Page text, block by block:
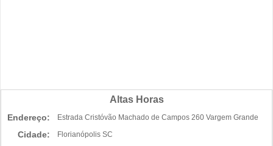
Altas Horas
Endereço: Estrada Cristóvão Machado de Campos 260 Vargem Grande
Cidade: Florianópolis SC